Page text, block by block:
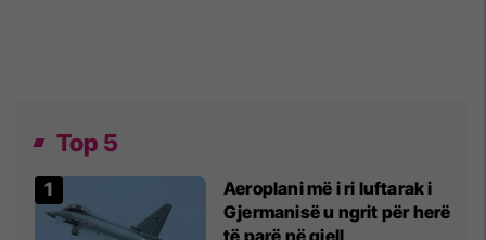
Top 5
Aeroplani më i ri luftarak i
Gjermanisë u ngrit për herë
të parë në qiell